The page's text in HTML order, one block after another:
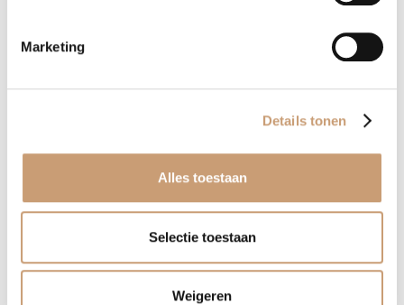
Marketing
Details tonen
Alles toestaan
Selectie toestaan
Weigeren
Terug naar het overzicht
Eetkamerstoelen